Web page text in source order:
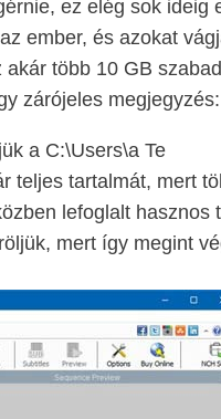
ez elég sok ideig
ember, és azokat
több 10 GB
zárójeles
a C:\Users\a Te
teljes tartalmát, mert
lefoglalt hasznos
mert így megint